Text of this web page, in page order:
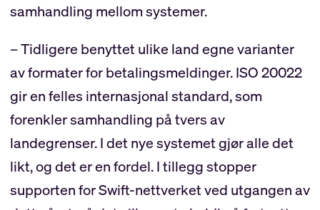
samhandling mellom systemer.
– Tidligere benyttet ulike land egne varianter
av formater for betalingsmeldinger. ISO 20022
gir en felles internasjonal standard, som
forenkler samhandling på tvers av
landegrenser. I det nye systemet gjør alle det
likt, og det er en fordel. I tillegg stopper
supporten for Swift-nettverket ved utgangen av